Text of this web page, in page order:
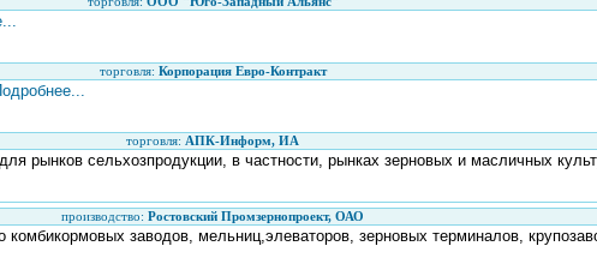
торговля: Корпорация Евро-Контракт
торговля: АПК-Информ, ИА
рынков сельхозпродукции, в частности, рынках зерновых и масличных
производство: Ростовский Промзернопроект, ОАО
комбикормовых заводов, мельниц,элеваторов, зерновых терминалов,